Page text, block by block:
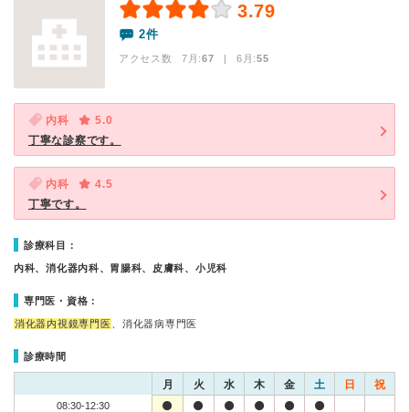
3.79
2件
アクセス数 7月:67 | 6月:55
内科
5.0
丁寧な診察です。
内科
4.5
丁寧です。
診療科目：
内科、消化器内科、胃腸科、皮膚科、小児科
専門医・資格：
消化器内視鏡専門医 、消化器病専門医
診療時間
月 火 水 木 金 土 日 祝
08:30-12:30